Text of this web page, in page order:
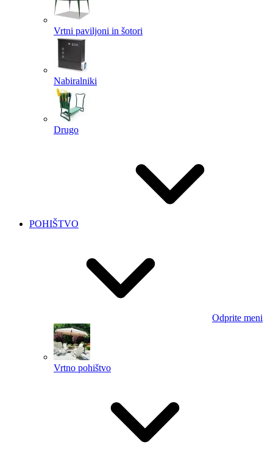
Vrtni paviljoni in šotori
Nabiralniki
Drugo
POHIŠTVO
Odprite meni
Vrtno pohištvo